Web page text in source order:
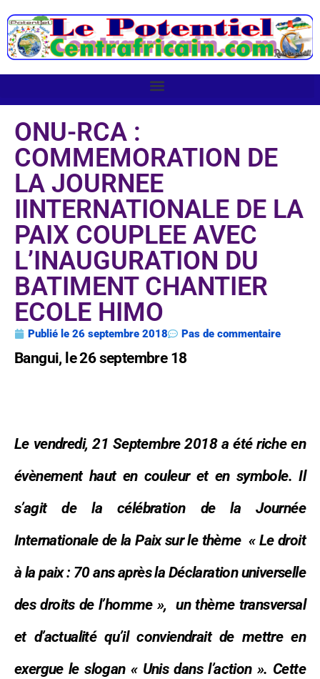
ONU-RCA :
COMMEMORATION DE
LA JOURNEE
IINTERNATIONALE DE LA
PAIX COUPLEE AVEC
L’INAUGURATION DU
BATIMENT CHANTIER
ECOLE HIMO
Publié le 26 septembre 2018 Pas de commentaire
Bangui, le 26 septembre 18
Le vendredi, 21 Septembre 2018 a été riche en
évènement haut en couleur et en symbole. Il
s’agit de la célébration de la Journée
Internationale de la Paix sur le thème « Le droit
à la paix : 70 ans après la Déclaration universelle
des droits de l’homme », un thème transversal
et d’actualité qu’il conviendrait de mettre en
exergue le slogan « Unis dans l’action ». Cette